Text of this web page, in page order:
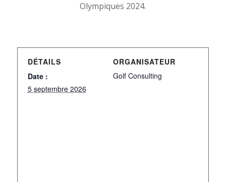
Olympiques 2024.
DÉTAILS
Date :
5 septembre 2026
ORGANISATEUR
Golf Consulting